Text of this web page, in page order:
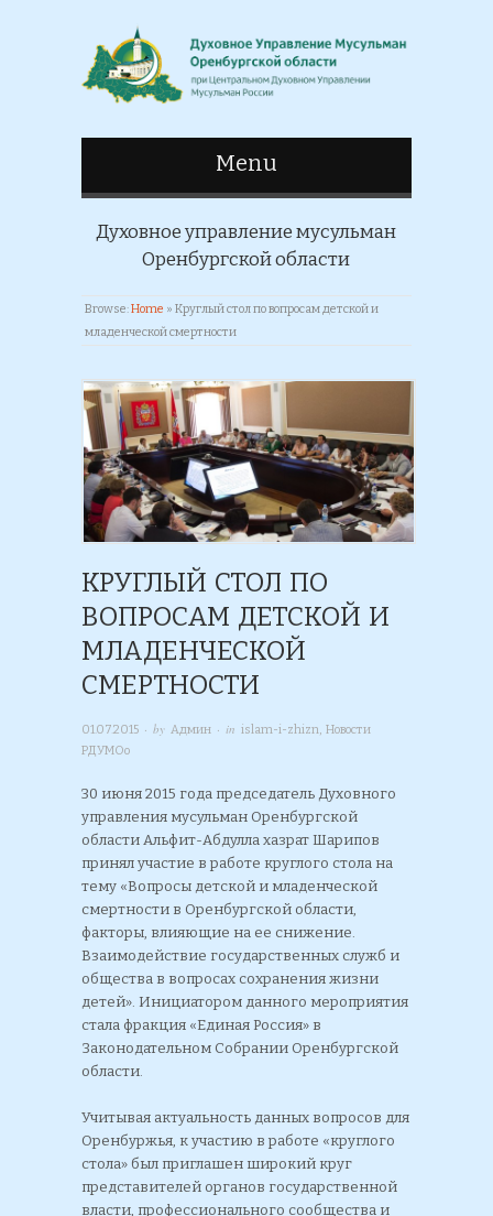
Menu
Духовное управление мусульман
Оренбургской области
Browse:Home » Круглый стол по вопросам детской и
младенческой смертности
КРУГЛЫЙ СТОЛ ПО
ВОПРОСАМ ДЕТСКОЙ И
МЛАДЕНЧЕСКОЙ
СМЕРТНОСТИ
01.07.2015 · by Админ · in islam-i-zhizn, Новости
РДУМОо
30 июня 2015 года председатель Духовного
управления мусульман Оренбургской
области Альфит-Абдулла хазрат Шарипов
принял участие в работе круглого стола на
тему «Вопросы детской и младенческой
смертности в Оренбургской области,
факторы, влияющие на ее снижение.
Взаимодействие государственных служб и
общества в вопросах сохранения жизни
детей». Инициатором данного мероприятия
стала фракция «Единая Россия» в
Законодательном Собрании Оренбургской
области.
Учитывая актуальность данных вопросов для
Оренбуржья, к участию в работе «круглого
стола» был приглашен широкий круг
представителей органов государственной
власти, профессионального сообщества и